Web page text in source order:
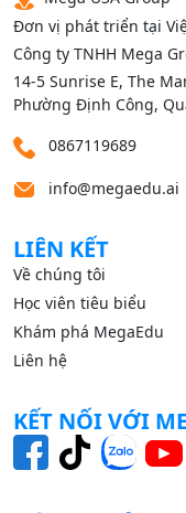
Đơn vị phát triển tại
Công ty TNHH Mega
14‑5 Sunrise E, The
Phường Định Công,
0867119689
info@megaedu.ai
LIÊN KẾT
Về chúng tôi
Học viên tiêu biểu
Khám phá MegaEdu
Liên hệ
KẾT NỐI VỚI